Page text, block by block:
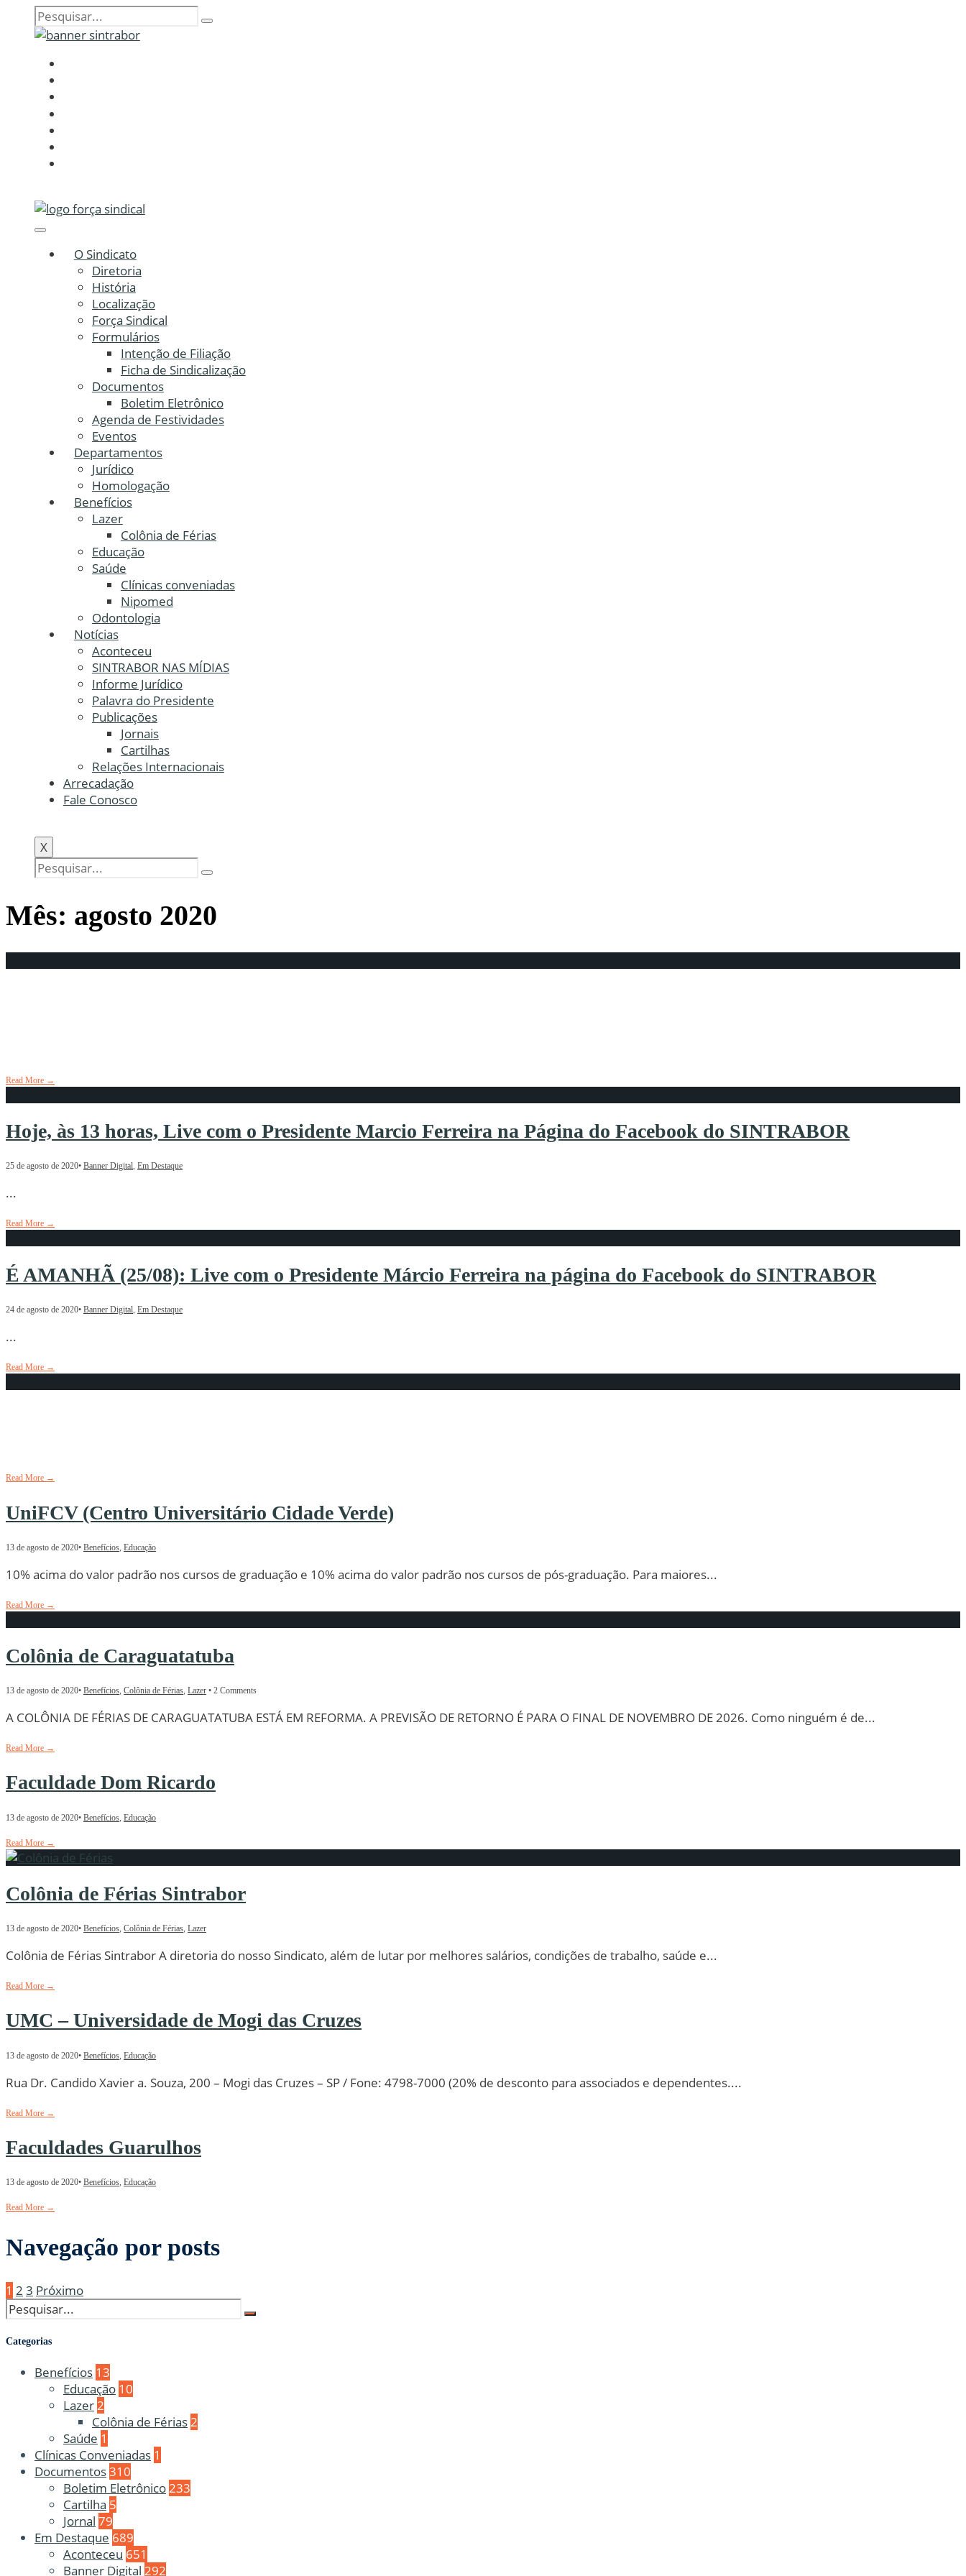
O Sindicato
Diretoria
História
Localização
Força Sindical
Formulários
Intenção de Filiação
Ficha de Sindicalização
Documentos
Boletim Eletrônico
Agenda de Festividades
Eventos
Departamentos
Jurídico
Homologação
Benefícios
Lazer
Colônia de Férias
Educação
Saúde
Clínicas conveniadas
Nipomed
Odontologia
Notícias
Aconteceu
SINTRABOR NAS MÍDIAS
Informe Jurídico
Palavra do Presidente
Publicações
Jornais
Cartilhas
Relações Internacionais
Arrecadação
Fale Conosco
X
Mês: agosto 2020
Read More →
Hoje, às 13 horas, Live com o Presidente Marcio Ferreira na Página do Facebook do SINTRABOR
25 de agosto de 2020• Banner Digital, Em Destaque
...
Read More →
É AMANHÃ (25/08): Live com o Presidente Márcio Ferreira na página do Facebook do SINTRABOR
24 de agosto de 2020• Banner Digital, Em Destaque
...
Read More →
Read More →
UniFCV (Centro Universitário Cidade Verde)
13 de agosto de 2020• Benefícios Educação
10% acima do valor padrão nos cursos de graduação e 10% acima do valor padrão nos cursos de pós-graduação. Para maiores...
Read More →
Colônia de Caraguatatuba
13 de agosto de 2020• Benefícios, Colônia de Férias, Lazer • 2 Comments
A COLÔNIA DE FÉRIAS DE CARAGUATATUBA ESTÁ EM REFORMA. A PREVISÃO DE RETORNO É PARA O FINAL DE NOVEMBRO DE 2026. Como ninguém é de...
Read More →
Faculdade Dom Ricardo
13 de agosto de 2020• Benefícios Educação
Read More →
Colônia de Férias Sintrabor
13 de agosto de 2020• Benefícios, Colônia de Férias, Lazer
Colônia de Férias Sintrabor A diretoria do nosso Sindicato, além de lutar por melhores salários, condições de trabalho, saúde e...
Read More →
UMC – Universidade de Mogi das Cruzes
13 de agosto de 2020• Benefícios Educação
Rua Dr. Candido Xavier a. Souza, 200 – Mogi das Cruzes – SP / Fone: 4798-7000 (20% de desconto para associados e dependentes....
Read More →
Faculdades Guarulhos
13 de agosto de 2020• Benefícios, Educação
Read More →
Navegação por posts
1 2 3 Próximo
Categorias
Benefícios 13
Educação 10
Lazer2
Colônia de Férias2
Saúde 1
Clínicas Conveniadas 1
Documentos310
Boletim Eletrônico233
Cartilha 5
Jornal 79
Em Destaque 689
Aconteceu 651
Banner Digital 292